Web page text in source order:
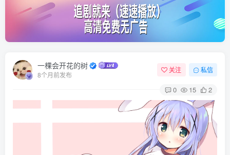
一棵会开花的树
8个月前发布
关注 私信
0 15 2